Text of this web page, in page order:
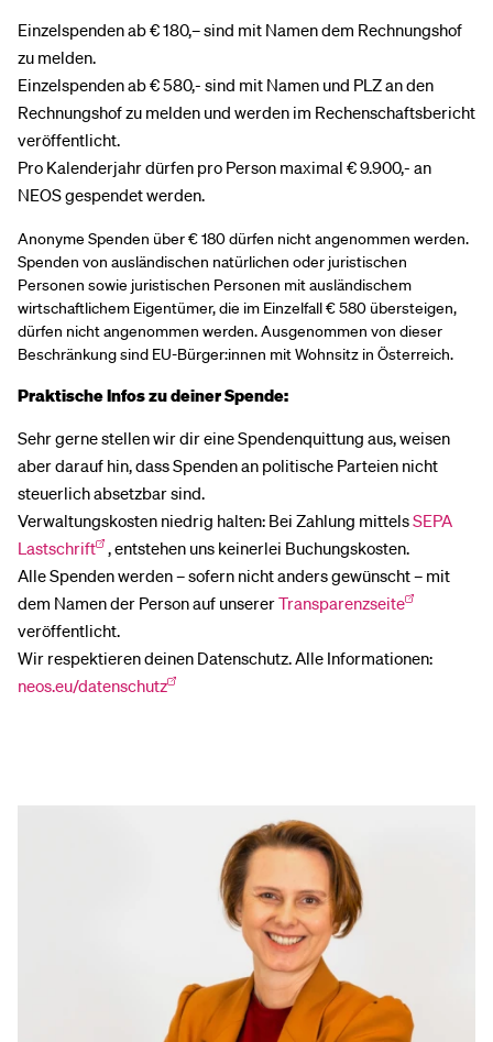
Einzelspenden ab € 180,– sind mit Namen dem Rechnungshof
zu melden.
Einzelspenden ab € 580,- sind mit Namen und PLZ an den
Rechnungshof zu melden und werden im Rechenschaftsbericht
veröffentlicht.
Pro Kalenderjahr dürfen pro Person maximal € 9.900,- an
NEOS gespendet werden.
Anonyme Spenden über € 180 dürfen nicht angenommen werden.
Spenden von ausländischen natürlichen oder juristischen
Personen sowie juristischen Personen mit ausländischem
wirtschaftlichem Eigentümer, die im Einzelfall € 580 übersteigen,
dürfen nicht angenommen werden. Ausgenommen von dieser
Beschränkung sind EU-Bürger:innen mit Wohnsitz in Österreich.
Praktische Infos zu deiner Spende:
Sehr gerne stellen wir dir eine Spendenquittung aus, weisen
aber darauf hin, dass Spenden an politische Parteien nicht
steuerlich absetzbar sind.
Verwaltungskosten niedrig halten: Bei Zahlung mittelsSEPA
Lastschrift , entstehen uns keinerlei Buchungskosten.
Alle Spenden werden – sofern nicht anders gewünscht – mit
dem Namen der Person auf unsererTransparenzseite
veröffentlicht.
Wir respektieren deinen Datenschutz. Alle Informationen:
neos.eu/datenschutz